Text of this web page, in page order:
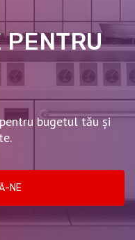
bugetul tău și
NE